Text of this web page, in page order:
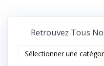
Retrouvez Tous